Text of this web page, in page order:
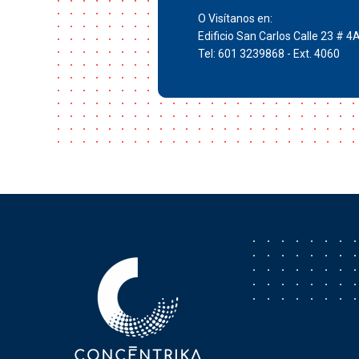
O Visítanos en:
Edificio San Carlos Calle 23 #
Tel: 601 3239868 - Ext. 4060